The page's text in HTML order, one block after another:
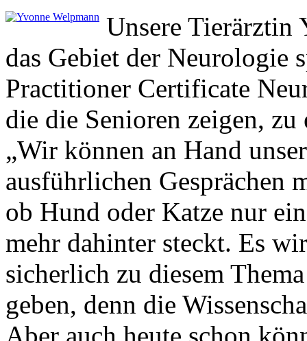
Unsere Tierärztin
das Gebiet der Neurologie
Practitioner Certificate
die die Senioren zeigen,
„Wir können an Hand
ausführlichen Gesprächen
ob Hund oder Katze nur
mehr dahinter steckt. Es
sicherlich zu diesem
geben, denn die
Aber auch heute schon